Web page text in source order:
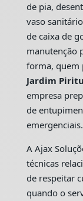
de pia,
vaso
de caixa de
manutenção
forma, quem
Jardim
empresa
de
emergenciais.
A Ajax
técnicas
de respeitar
quando o